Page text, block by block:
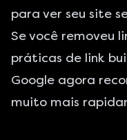
para ver seu site
Se você removeu
práticas de link
Google agora
muito mais